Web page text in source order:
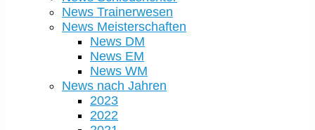
News Trainerwesen
News Meisterschaften
News DM
News EM
News WM
News nach Jahren
2023
2022